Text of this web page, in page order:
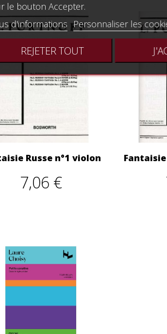
Russe n°1 violon
7,06 €
le bouton Accepter.
d'informations Personnaliser les
REJETER TOUT